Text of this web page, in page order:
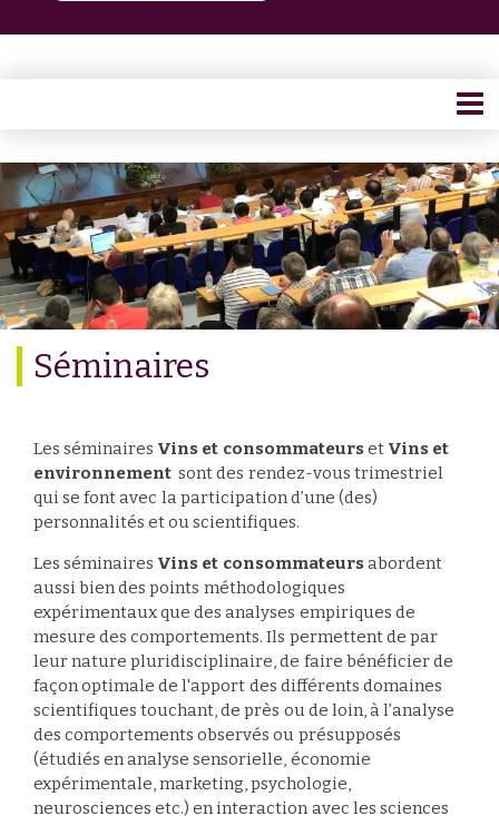
Séminaires
Les séminaires Vins et consommateurset Vins et
environnement sont des rendez-vous trimestriel
qui se font avec la participation d’une (des)
personnalités et ou scientifiques.
Les séminaires Vins et consommateursabordent
aussi bien des points méthodologiques
expérimentaux que des analyses empiriques de
mesure des comportements. Ils permettent de par
leur nature pluridisciplinaire, de faire bénéficier de
façon optimale de l'apport des différents domaines
scientifiques touchant, de près ou de loin, à l’analyse
des comportements observés ou présupposés
(étudiés en analyse sensorielle, économie
expérimentale, marketing, psychologie,
neurosciences etc.) en interaction avec les sciences